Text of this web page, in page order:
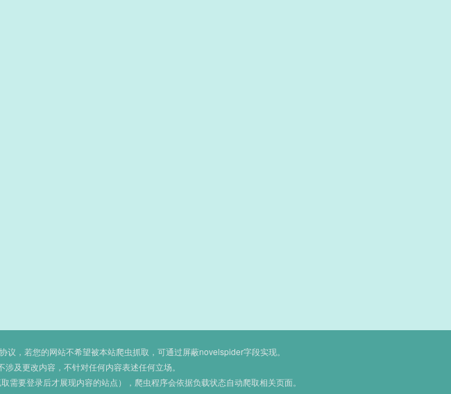
，若您的网站不希望被本站爬虫抓取，可通过屏蔽novelspider字段实现。
及更改内容，不针对任何内容表述任何立场。
要登录后才展现内容的站点），爬虫程序会依据负载状态自动爬取相关页面。